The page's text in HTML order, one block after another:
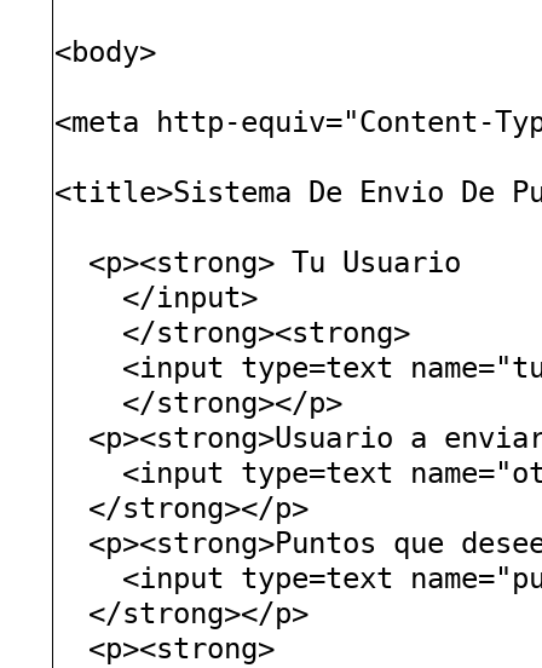
<body>
<meta http-equiv="Content-
<title>Sistema De Envio De
<p><strong> Tu Usuario
</input>
</strong><strong>
<input type=text
</strong></p>
<p><strong>Usuario a
<input type=text
</strong></p>
<p><strong>Puntos que
<input type=text
</strong></p>
<p><strong>